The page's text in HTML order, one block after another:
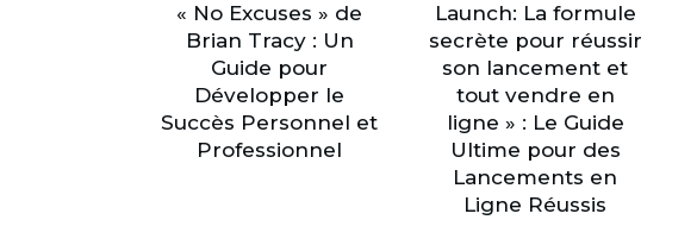
« No Excuses » de
Brian Tracy : Un
Guide pour
Développer le
Succès Personnel et
Professionnel
Launch: La formule
secrète pour réussir
son lancement et
tout vendre en
ligne » : Le Guide
Ultime pour des
Lancements en
Ligne Réussis